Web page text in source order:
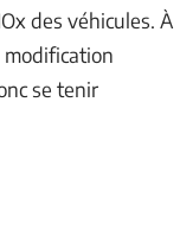
des véhicules. À
se tenir